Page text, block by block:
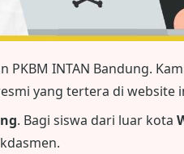
PKBM INTAN Bandung.
yang tertera di website
. Bagi siswa dari luar kota